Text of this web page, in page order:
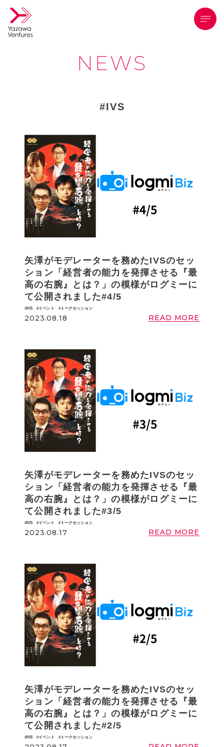
NEWS
IVS
矢澤がモデレーターを務めたIVSのセッ
ション「経営者の能力を発揮させる『最
高の右腕』とは？」の模様がログミーに
て公開されました#4/5
IVS イベント トークセッション
2023.08.18 READ MORE
矢澤がモデレーターを務めたIVSのセッ
ション「経営者の能力を発揮させる『最
高の右腕』とは？」の模様がログミーに
て公開されました#3/5
IVS イベント トークセッション
2023.08.17 READ MORE
矢澤がモデレーターを務めたIVSのセッ
ション「経営者の能力を発揮させる『最
高の右腕』とは？」の模様がログミーに
て公開されました#2/5
IVS イベント トークセッション
メニ